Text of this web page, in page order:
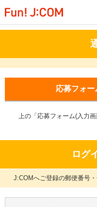
応募フォー
上の「応募フォーム(入力
ログ
J:COMへご登録の郵便番号